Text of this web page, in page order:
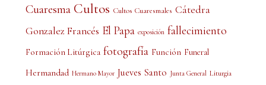
Cuaresma Cultos Cultos Cuaresmales Cátedra
Gonzalez Francés El Papa exposición fallecimiento
Formación Litúrgica fotografía Función Funeral
Hermandad Hermano Mayor Jueves Santo Junta General Liturgia